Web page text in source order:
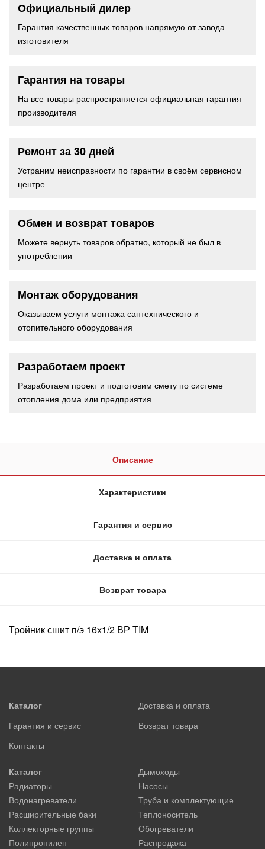
Официальный дилер
Гарантия качественных товаров напрямую от завода
изготовителя
Гарантия на товары
На все товары распространяется официальная гарантия
производителя
Ремонт за 30 дней
Устраним неисправности по гарантии в своём сервисном
центре
Обмен и возврат товаров
Можете вернуть товаров обратно, который не был в
употреблении
Монтаж оборудования
Оказываем услуги монтажа сантехнического и
отопительного оборудования
Разработаем проект
Разработаем проект и подготовим смету по системе
отопления дома или предприятия
Описание
Характеристики
Гарантия и сервис
Доставка и оплата
Возврат товара
Тройник сшит п/э 16х1/2 ВР TIM
Каталог
Доставка и оплата
Гарантия и сервис
Возврат товара
Контакты
Каталог
Дымоходы
Радиаторы
Насосы
Водонагреватели
Труба и комплектующие
Расширительные баки
Теплоноситель
Коллекторные группы
Обогреватели
Полипропилен
Распродажа